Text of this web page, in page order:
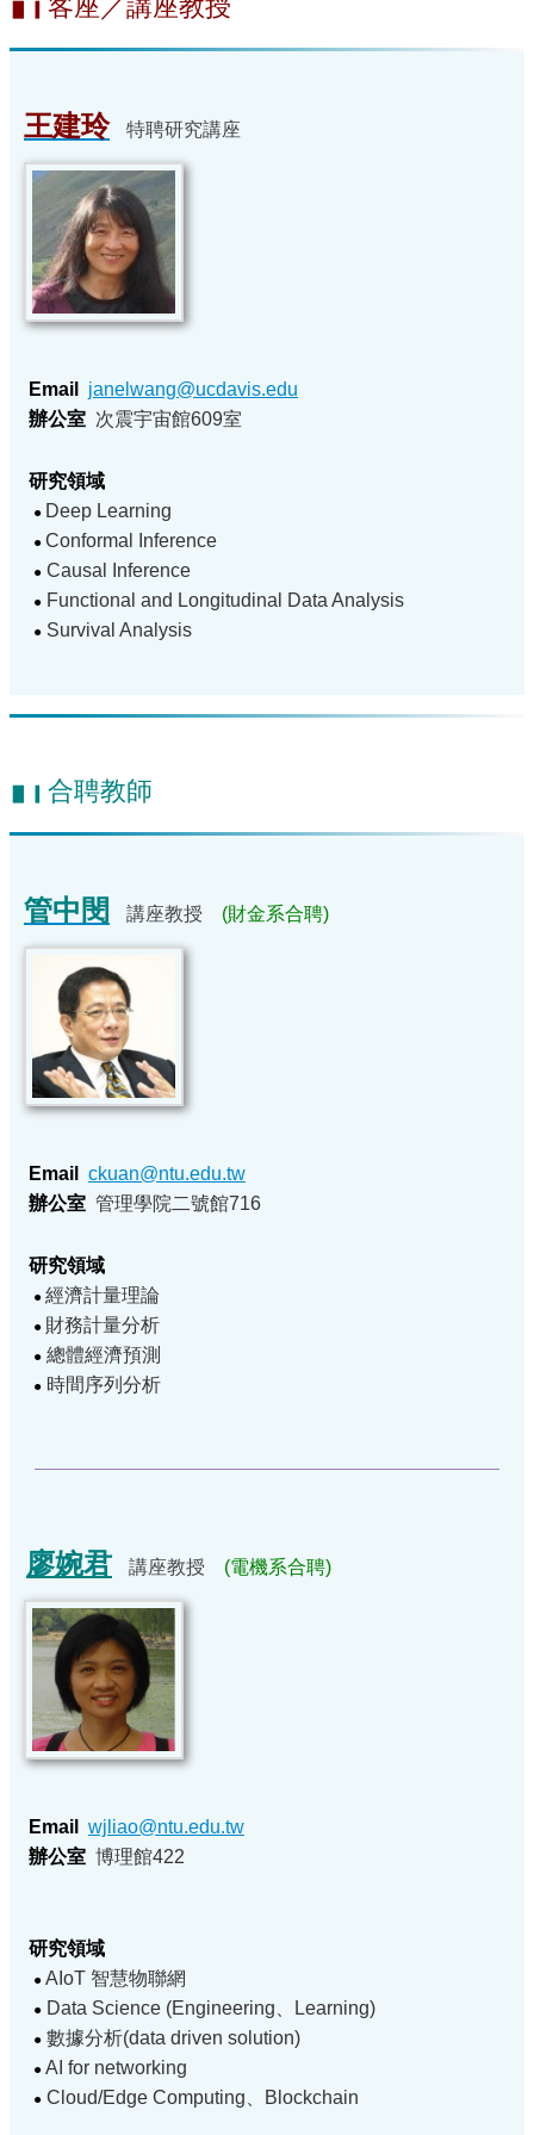
客座／講座教授
王建玲 特聘研究講座
Email janelwang@ucdavis.edu
辦公室 次震宇宙館609室
研究領域
● Deep Learning
● Conformal Inference
● Causal Inference
● Functional and Longitudinal Data Analysis
● Survival Analysis
合聘教師
管中閔 講座教授 (財金系合聘)
Email ckuan@ntu.edu.tw
辦公室 管理學院二號館716
研究領域
● 經濟計量理論
● 財務計量分析
● 總體經濟預測
● 時間序列分析
廖婉君 講座教授 (電機系合聘)
Email wjliao@ntu.edu.tw
辦公室 博理館422
研究領域
● AIoT 智慧物聯網
● Data Science (Engineering、Learning)
● 數據分析(data driven solution)
● AI for networking
● Cloud/Edge Computing、Blockchain